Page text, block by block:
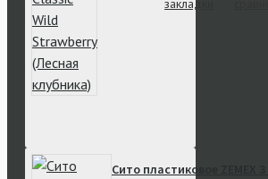
закладки
Сито пластиковое ZEMEX 3